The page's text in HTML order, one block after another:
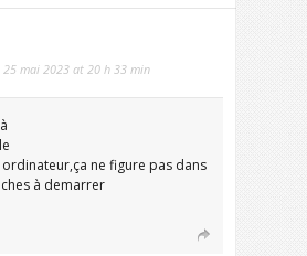
25 mai 2023 at 20 h 33 min
ne figure pas dans
à demarrer